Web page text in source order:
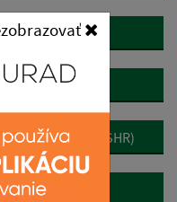
roľníkov (SHR)